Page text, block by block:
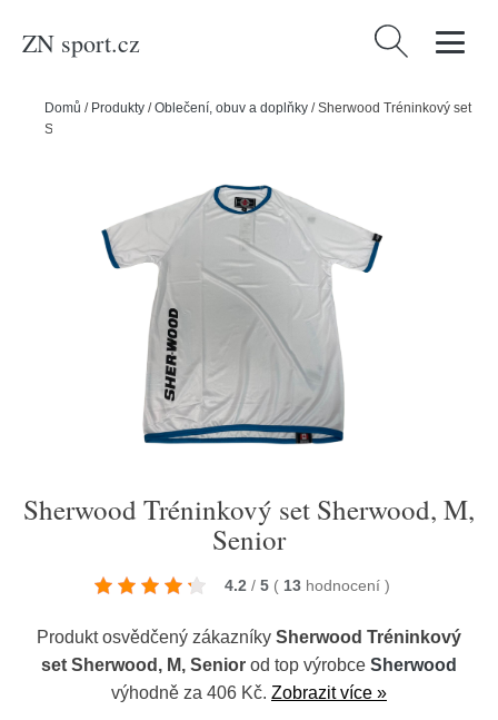
ZN sport.cz Vyhledávání
Domů / Produkty /Oblečení, obuv a doplňky /Sherwood Tréninkový set
Sherwood, M, Senior
Sherwood Tréninkový set Sherwood, M,
Senior
4.2 / 5 ( 13 hodnocení )
Produkt osvědčený zákazníky Sherwood Tréninkový
set Sherwood, M, Senior od top výrobce Sherwood
výhodně za 406 Kč. Zobrazit více »